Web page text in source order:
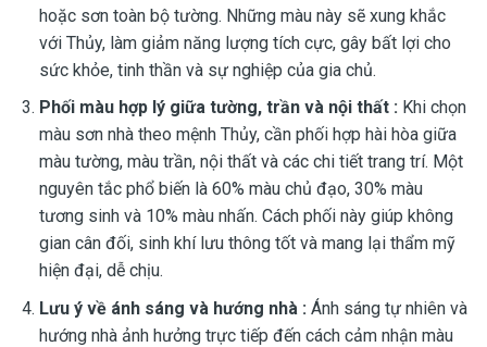
hoặc sơn toàn bộ tường. Những màu này sẽ xung khắc
với Thủy, làm giảm năng lượng tích cực, gây bất lợi cho
sức khỏe, tinh thần và sự nghiệp của gia chủ.
Phối màu hợp lý giữa tường, trần và nội thất : Khi chọn
màu sơn nhà theo mệnh Thủy, cần phối hợp hài hòa giữa
màu tường, màu trần, nội thất và các chi tiết trang trí. Một
nguyên tắc phổ biến là 60% màu chủ đạo, 30% màu
tương sinh và 10% màu nhấn. Cách phối này giúp không
gian cân đối, sinh khí lưu thông tốt và mang lại thẩm mỹ
hiện đại, dễ chịu.
Lưu ý về ánh sáng và hướng nhà : Ánh sáng tự nhiên và
hướng nhà ảnh hưởng trực tiếp đến cách cảm nhận màu